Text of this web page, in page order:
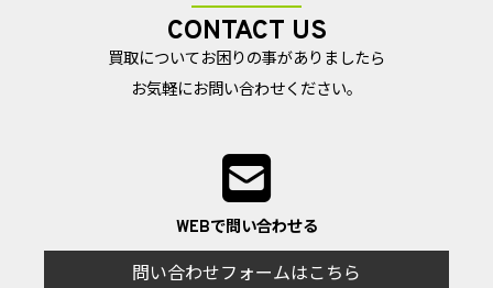
CONTACT US
買取についてお困りの事がありましたら
お気軽にお問い合わせください。
WEBで問い合わせる
問い合わせフォームはこちら